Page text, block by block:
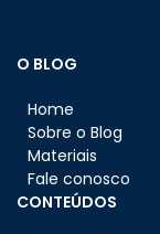
O BLOG
Home
Sobre o Blog
Materiais
Fale conosco
CONTEÚDOS